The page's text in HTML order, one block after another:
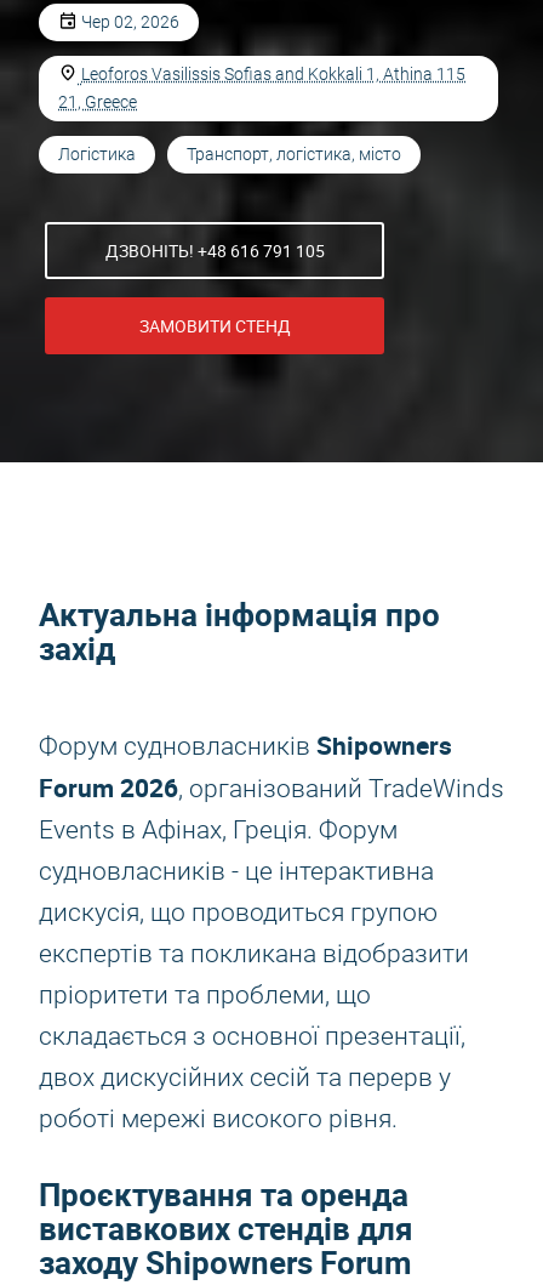
Чер 02, 2026
Leoforos Vasilissis Sofias and Kokkali 1, Athina 115
21, Greece
Логістика Транспорт, логістика, місто
ДЗВОНІТЬ! +48 616 791 105
ЗАМОВИТИ СТЕНД
Актуальна інформація про
захід
Форум судновласників Shipowners
Forum 2026, організований TradeWinds
Events в Афінах, Греція. Форум
судновласників - це інтерактивна
дискусія, що проводиться групою
експертів та покликана відобразити
пріоритети та проблеми, що
складається з основної презентації,
двох дискусійних сесій та перерв у
роботі мережі високого рівня.
Проєктування та оренда
виставкових стендів для
заходу Shipowners Forum